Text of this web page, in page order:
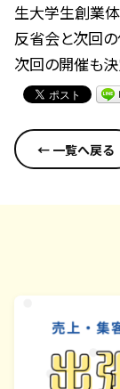
生大学生創業
反省会と次回の
次回の開催も決
← 一覧へ戻る